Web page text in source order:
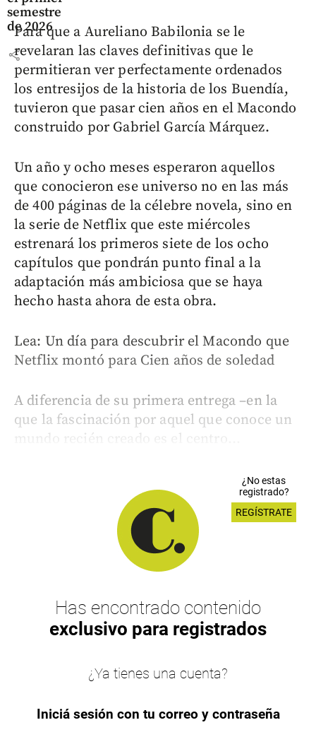
semestre
de 2026
share
Para que a Aureliano Babilonia se le
revelaran las claves definitivas que le
permitieran ver perfectamente ordenados
los entresijos de la historia de los Buendía,
tuvieron que pasar cien años en el Macondo
construido por Gabriel García Márquez.
Un año y ocho meses esperaron aquellos
que conocieron ese universo no en las más
de 400 páginas de la célebre novela, sino en
la serie de Netflix que este miércoles
estrenará los primeros siete de los ocho
capítulos que pondrán punto final a la
adaptación más ambiciosa que se haya
hecho hasta ahora de esta obra.
Lea: Un día para descubrir el Macondo que
Netflix montó para Cien años de soledad
A diferencia de su primera entrega –en la
que la fascinación por aquel que conoce un
mundo recién creado es el centro...
¿No estas
registrado?
REGÍSTRATE
Has encontrado contenido
exclusivo para registrados
¿Ya tienes una cuenta?
Iniciá sesión con tu correo y contraseña